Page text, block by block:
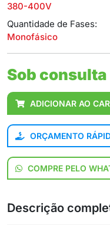
380-400V
Quantidade de Fases:
Monofásico
Sob consulta
ADICIONAR AO
ORÇAMENTO
COMPRE PELO
Descrição